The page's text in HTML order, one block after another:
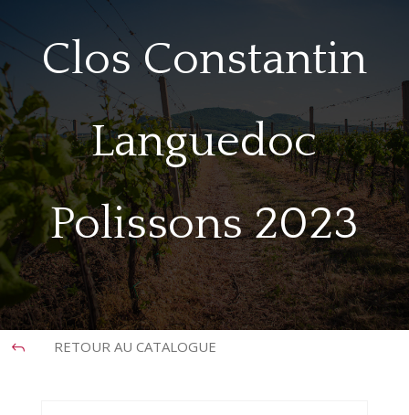
Clos Constantin
Languedoc
Polissons 2023
J RETOUR AU CATALOGUE